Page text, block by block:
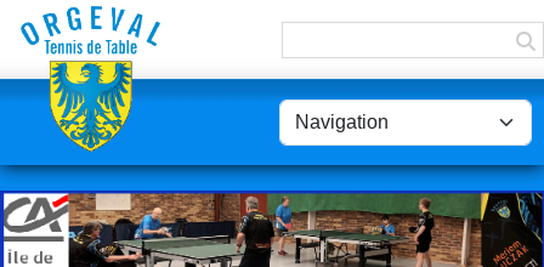
Panneau de gestion des cookies